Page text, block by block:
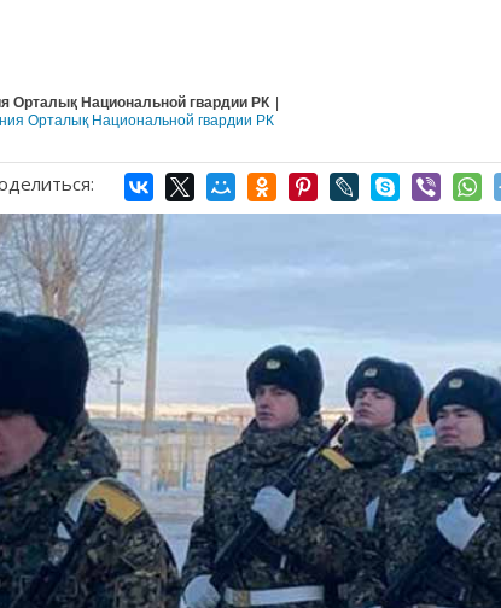
Орталық Национальной гвардии РК |
Орталық Национальной гвардии РК